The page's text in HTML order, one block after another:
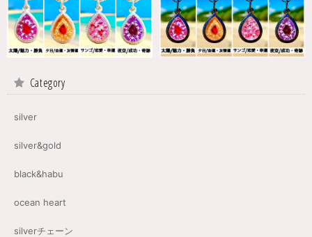
Category
silver
silver&gold
black&habu
ocean heart
silverチェーン